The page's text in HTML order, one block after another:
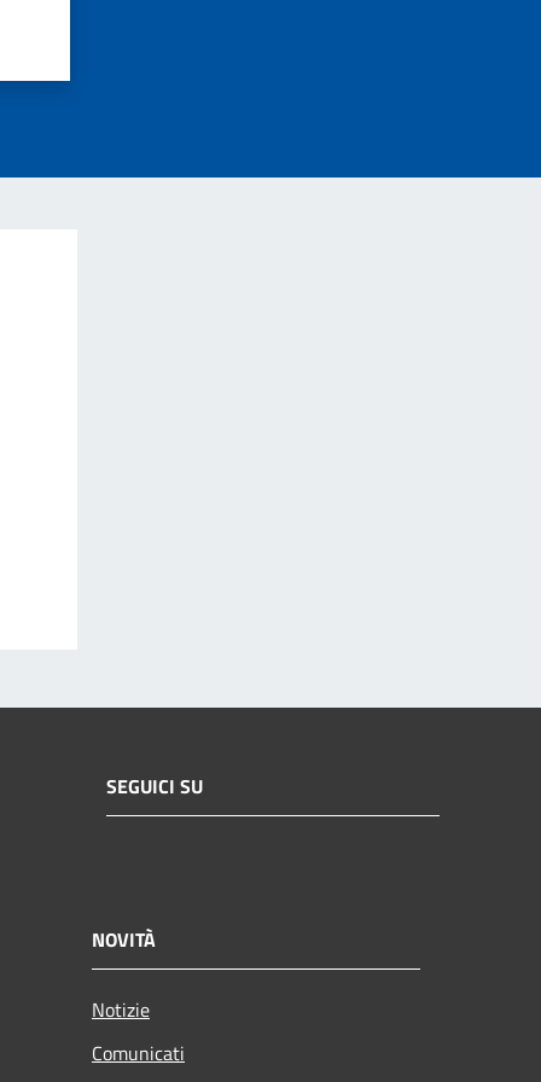
SEGUICI SU
NOVITÀ
Notizie
Comunicati